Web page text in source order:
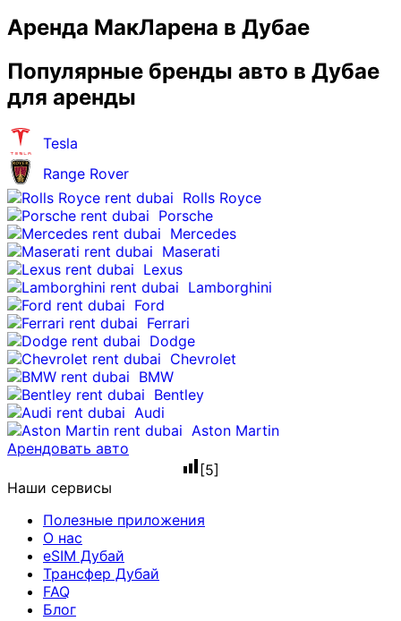
Аренда МакЛарена в Дубае
Популярные бренды авто в Дубае
для аренды
Tesla
Range Rover
Rolls Royce
Porsche
Mercedes
Maserati
Lexus
Lamborghini
Ford
Ferrari
Dodge
Chevrolet
BMW
Bentley
Audi
Aston Martin
Арендовать авто
[5]
Наши сервисы
Полезные приложения
О нас
eSIM Дубай
Трансфер Дубай
FAQ
Блог